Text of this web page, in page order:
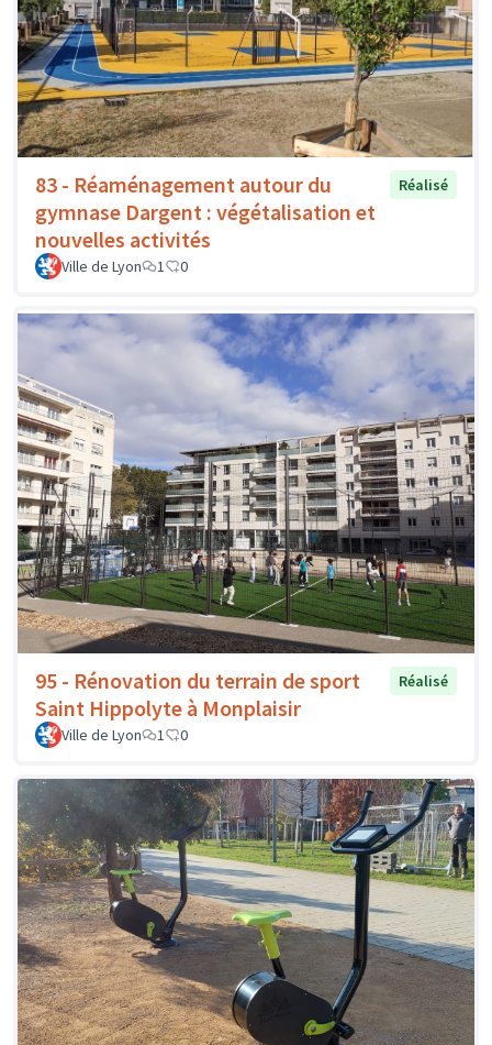
83 - Réaménagement autour du
gymnase Dargent : végétalisation et
nouvelles activités
Réalisé
Ville de Lyon 1 0
95 - Rénovation du terrain de sport
Saint Hippolyte à Monplaisir
Réalisé
Ville de Lyon 1 0